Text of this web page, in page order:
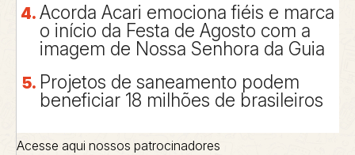
Acorda Acari emociona fiéis e marca
o início da Festa de Agosto com a
imagem de Nossa Senhora da Guia
Projetos de saneamento podem
beneficiar 18 milhões de brasileiros
Acesse aqui nossos patrocinadores